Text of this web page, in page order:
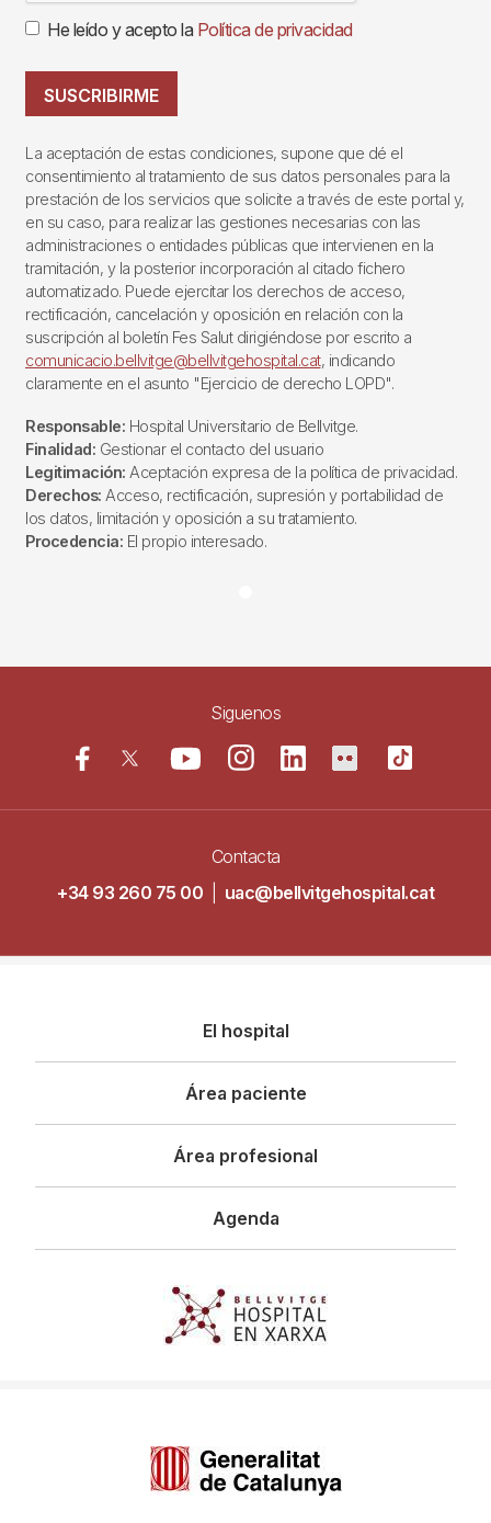
He leído y acepto la Política de privacidad
SUSCRIBIRME
La aceptación de estas condiciones, supone que dé el
consentimiento al tratamiento de sus datos personales para la
prestación de los servicios que solicite a través de este portal y,
en su caso, para realizar las gestiones necesarias con las
administraciones o entidades públicas que intervienen en la
tramitación, y la posterior incorporación al citado fichero
automatizado. Puede ejercitar los derechos de acceso,
rectificación, cancelación y oposición en relación con la
suscripción al boletín Fes Salut dirigiéndose por escrito a
comunicacio.bellvitge@bellvitgehospital.cat, indicando
claramente en el asunto "Ejercicio de derecho LOPD".
Responsable: Hospital Universitario de Bellvitge.
Finalidad: Gestionar el contacto del usuario
Legitimación: Aceptación expresa de la política de privacidad.
Derechos: Acceso, rectificación, supresión y portabilidad de
los datos, limitación y oposición a su tratamiento.
Procedencia: El propio interesado.
Siguenos
Contacta
+34 93 260 75 00
uac@bellvitgehospital.cat
principal
El hospital
Área paciente
Área profesional
Agenda